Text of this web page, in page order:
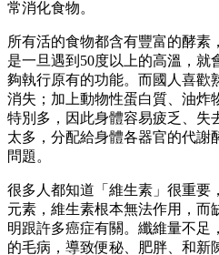
常消化食物。
所有活的食物都含有豐富的酵素
是一旦遇到50度以上的高溫，就
夠執行原有的功能。而國人喜歡
消失；加上動物性蛋白質、油炸
特別多，因此身體容易疲乏、失
太多，分配給身體各器官的代謝
問題。
很多人都知道「維生素」很重要
元素，維生素根本無法作用，而
明跟許多癌症有關。纖維量不足
的毛病，導致便秘、肥胖、和新